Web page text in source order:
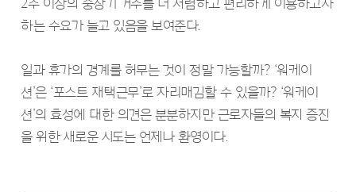
2주 이상의 중장기 거주를 더 저렴하고 편리하게 이용하고자
하는 수요가 늘고 있음을 보여준다.
일과 휴가의 경계를 허무는 것이 정말 가능할까? ‘워케이
션’은 ‘포스트 재택근무’로 자리매김할 수 있을까? ‘워케이
션’의 효성에 대한 의견은 분분하지만 근로자들의 복지 증진
을 위한 새로운 시도는 언제나 환영이다.